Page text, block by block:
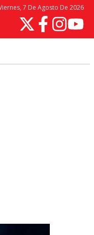
7 De Agosto De 2026